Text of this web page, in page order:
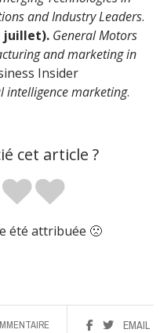
and Industry Leaders.
juillet). General Motors
and marketing in
Insider
intelligence marketing.
cet article ?
été attribuée 🙁
EMAIL